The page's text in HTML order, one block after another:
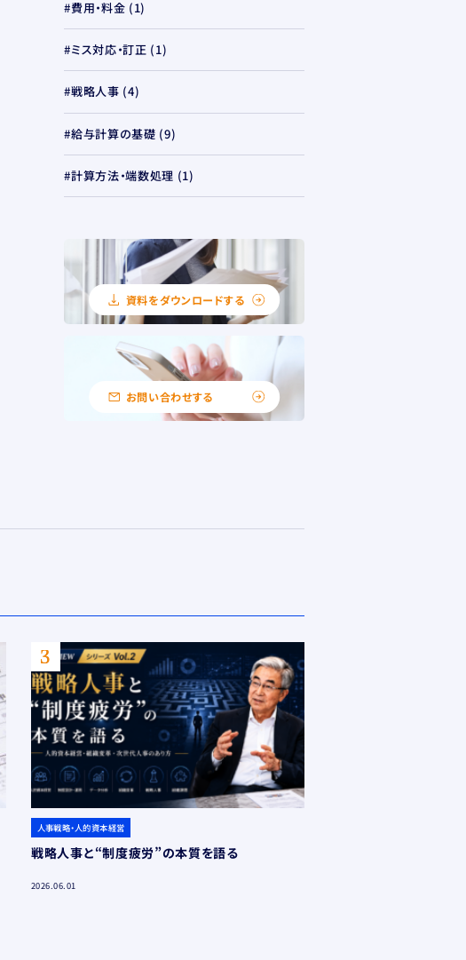
#費用・料金 (1)
#ミス対応・訂正 (1)
#戦略人事 (4)
#給与計算の基礎 (9)
#計算方法・端数処理 (1)
資料をダウンロードする
お問い合わせする
人事戦略・人的資本経営
戦略人事と“制度疲労”の本質を語る
2026.06.01